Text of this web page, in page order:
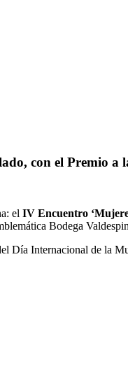
con el Premio a
el IV Encuentro
Bodega
Día Internacional de la